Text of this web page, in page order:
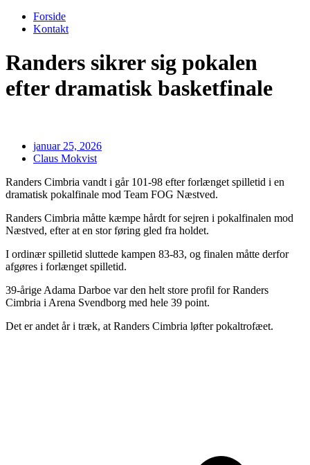
Forside
Kontakt
Randers sikrer sig pokalen
efter dramatisk basketfinale
januar 25, 2026
Claus Mokvist
Randers Cimbria vandt i går 101-98 efter forlænget spilletid i en
dramatisk pokalfinale mod Team FOG Næstved.
Randers Cimbria måtte kæmpe hårdt for sejren i pokalfinalen mod
Næstved, efter at en stor føring gled fra holdet.
I ordinær spilletid sluttede kampen 83-83, og finalen måtte derfor
afgøres i forlænget spilletid.
39-årige Adama Darboe var den helt store profil for Randers
Cimbria i Arena Svendborg med hele 39 point.
Det er andet år i træk, at Randers Cimbria løfter pokaltrofæet.